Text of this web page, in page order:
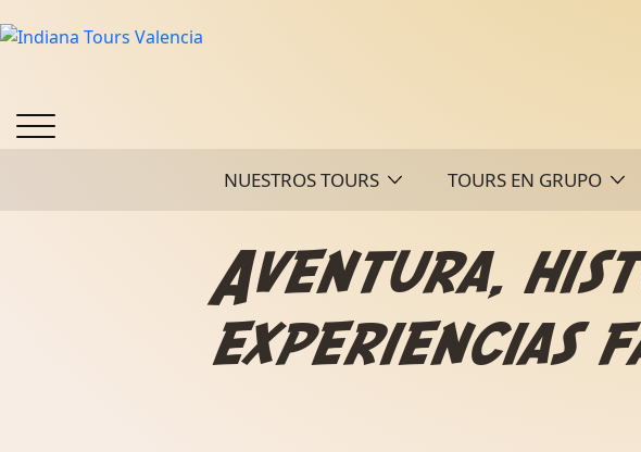
NUESTROS TOURS TOURS EN GRUPO
Aventura,
experiencias